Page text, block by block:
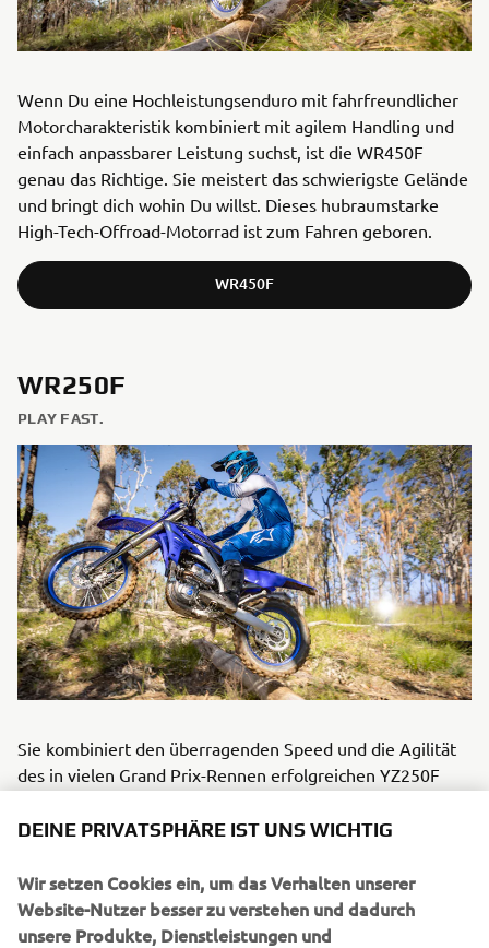
Wenn Du eine Hochleistungsenduro mit fahrfreundlicher
Motorcharakteristik kombiniert mit agilem Handling und
einfach anpassbarer Leistung suchst, ist die WR450F
genau das Richtige. Sie meistert das schwierigste Gelände
und bringt dich wohin Du willst. Dieses hubraumstarke
High-Tech-Offroad-Motorrad ist zum Fahren geboren.
WR450F
WR250F
PLAY FAST.
Sie kombiniert den überragenden Speed und die Agilität
des in vielen Grand Prix-Rennen erfolgreichen YZ250F
Technologien. Sie sorgen bei allen Geschwindigkeiten und
Fahrverhalten. Die WR250F meistert alles – von extrem
schnellen Passagen bis hin zu technisch schwierigen Trails
im Wald.
DEINE PRIVATSPHÄRE IST UNS WICHTIG
Wir setzen Cookies ein, um das Verhalten unserer
Website-Nutzer besser zu verstehen und dadurch
unsere Produkte, Dienstleistungen und